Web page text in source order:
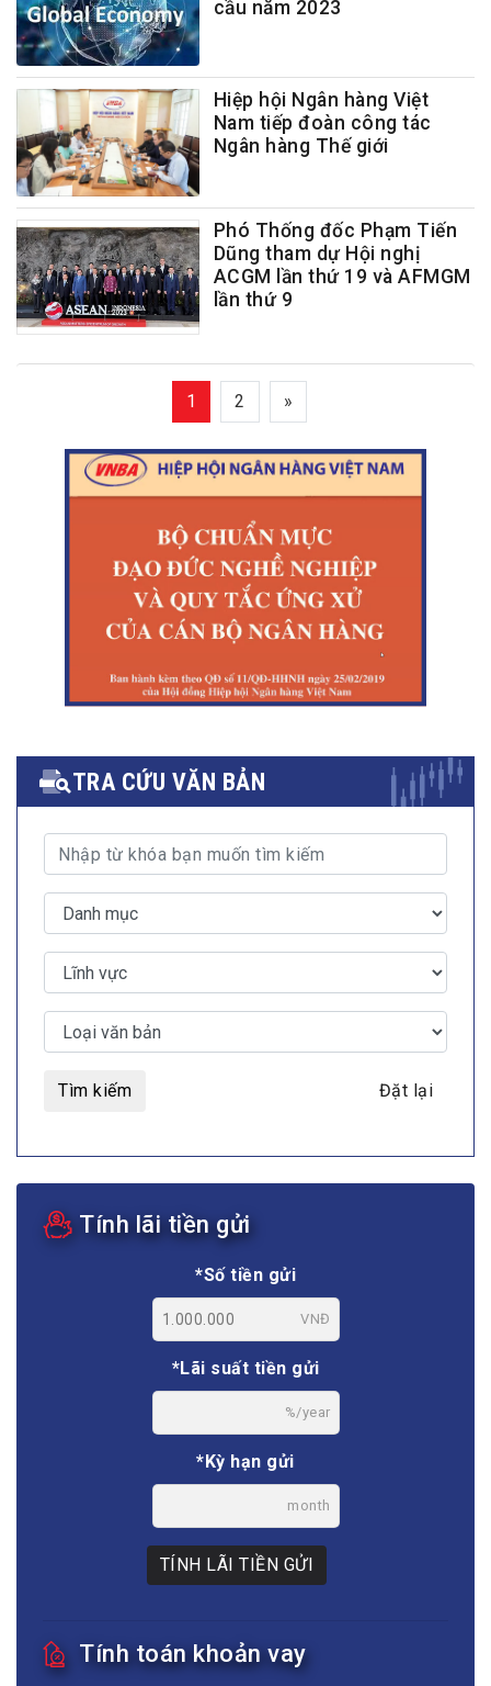
cầu năm 2023
Hiệp hội Ngân hàng Việt
Nam tiếp đoàn công tác
Ngân hàng Thế giới
Phó Thống đốc Phạm Tiến
Dũng tham dự Hội nghị
ACGM lần thứ 19 và AFMGM
lần thứ 9
1 2 »
TRA CỨU VĂN BẢN
Tìm kiếm Đặt lại
Tính lãi tiền gửi
*Số tiền gửi
VNĐ
*Lãi suất tiền gửi
%/year
*Kỳ hạn gửi
month
TÍNH LÃI TIỀN GỬI
Tính toán khoản vay